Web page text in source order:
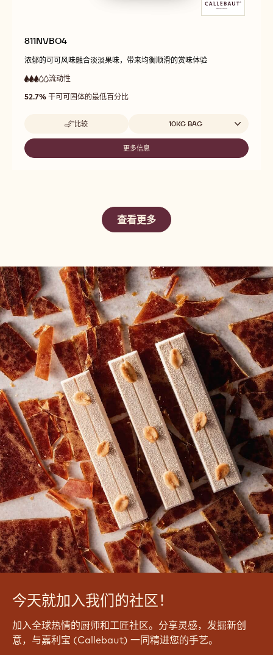
811NVBO4
浓郁的可可风味融合淡淡果味，带来均衡顺滑的赏味体验
3
out
流动性
等
性
52.7% 干可可固体的最低百分比
比较
-
811NVBO4
Beschikbare maten
10KG BAG
更多信息
-
查看更多
今天就加入我们的社区！
加入全球热情的厨师和工匠社区。分享灵感，发掘新创
意，与嘉利宝 (Callebaut) 一同精进您的手艺。